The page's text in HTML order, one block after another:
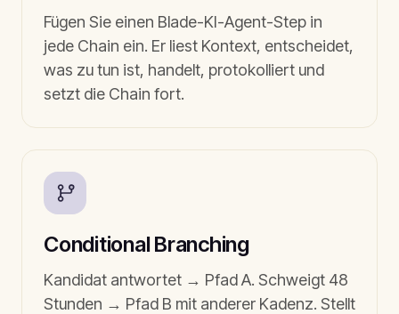
Fügen Sie einen Blade-KI-Agent-Step in
jede Chain ein. Er liest Kontext, entscheidet,
was zu tun ist, handelt, protokolliert und
setzt die Chain fort.
Conditional Branching
Kandidat antwortet → Pfad A. Schweigt 48
Stunden → Pfad B mit anderer Kadenz. Stellt